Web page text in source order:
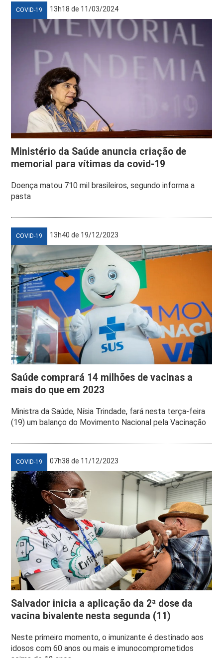
COVID-19 13h18 de 11/03/2024
Ministério da Saúde anuncia criação de
memorial para vítimas da covid-19
Doença matou 710 mil brasileiros, segundo informa a
pasta
COVID-19 13h40 de 19/12/2023
Saúde comprará 14 milhões de vacinas a
mais do que em 2023
Ministra da Saúde, Nísia Trindade, fará nesta terça-feira
(19) um balanço do Movimento Nacional pela Vacinação
COVID-19 07h38 de 11/12/2023
Salvador inicia a aplicação da 2ª dose da
vacina bivalente nesta segunda (11)
Neste primeiro momento, o imunizante é destinado aos
idosos com 60 anos ou mais e imunocomprometidos